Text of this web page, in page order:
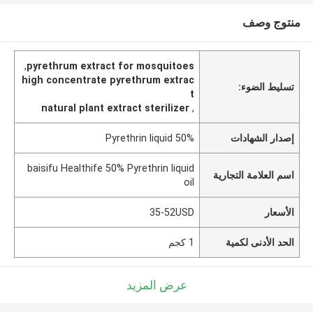
منتوج وصف
تسليط الضوء:
pyrethrum extract for mosquitoes
,
high concentrate pyrethrum extrac
t
,
natural plant extract sterilizer
إصدار الشهادات 50% Pyrethrin liquid
اسم العلامة التجارية
baisifu Healthife 50% Pyrethrin liquid
oil
الأسعار 35-52USD
الحد الأدنى لكمية 1 كجم
عرض المزيد